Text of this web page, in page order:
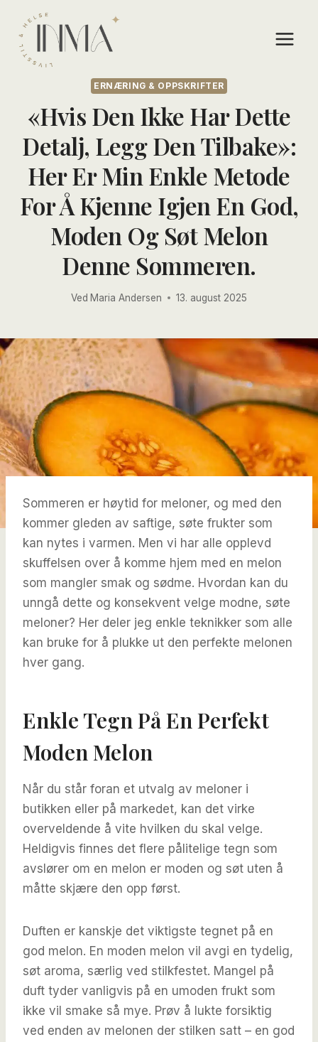
content
ERNÆRING & OPPSKRIFTER
«Hvis Den Ikke Har Dette
Detalj, Legg Den Tilbake»:
Her Er Min Enkle Metode
For Å Kjenne Igjen En God,
Moden Og Søt Melon
Denne Sommeren.
Ved Maria Andersen 13. august 2025
Sommeren er høytid for meloner, og med den
kommer gleden av saftige, søte frukter som
kan nytes i varmen. Men vi har alle opplevd
skuffelsen over å komme hjem med en melon
som mangler smak og sødme. Hvordan kan du
unngå dette og konsekvent velge modne, søte
meloner? Her deler jeg enkle teknikker som alle
kan bruke for å plukke ut den perfekte melonen
hver gang.
Enkle Tegn På En Perfekt
Moden Melon
Når du står foran et utvalg av meloner i
butikken eller på markedet, kan det virke
overveldende å vite hvilken du skal velge.
Heldigvis finnes det flere pålitelige tegn som
avslører om en melon er moden og søt uten å
måtte skjære den opp først.
Duften er kanskje det viktigste tegnet på en
god melon. En moden melon vil avgi en tydelig,
søt aroma, særlig ved stilkfestet. Mangel på
duft tyder vanligvis på en umoden frukt som
ikke vil smake så mye. Prøv å lukte forsiktig
ved enden av melonen der stilken satt – en god